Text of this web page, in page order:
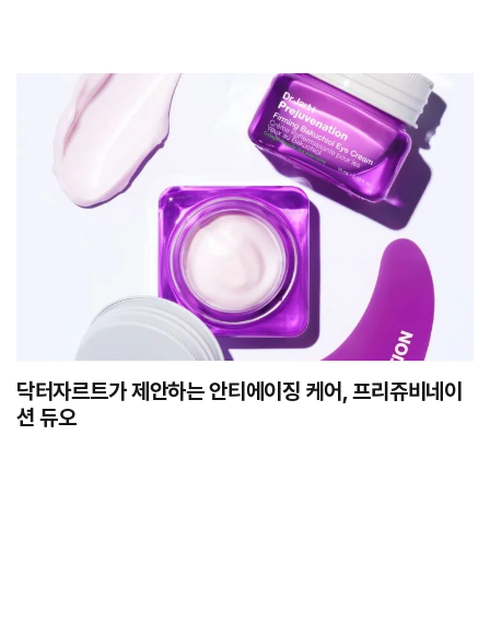
닥터자르트가 제안하는 안티에이징 케어, 프리쥬비네이
션 듀오